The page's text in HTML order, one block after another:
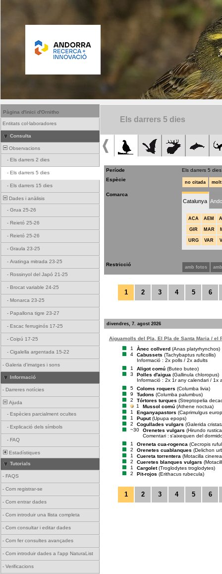
Pàgina d'inici d'Ornitho
Entitats col·laboradores
Consulta
Observacions
- Els darrers 2 dies
- Els darrers 5 dies
- Els darrers 15 dies
Dades i anàlisis
- Grua 25-26
- Reietó 25-26
- Reietó 25-26
- Graula 23-25
- Aratinga mitrada 23-25
- Rossinyol del Japó 21-25
- Brocat variable 24-25
- Monarca 23-25
- Papallona tigre 23-27
- Escac ferruginós 17-25
- Coipú 17-25
- Cigalella argentada 15-22
- Galeria d'imatges i sons
Informació
- Darreres notícies
Ajuda
- Espècies parcialment ocultes
- Explicació dels símbols
- FAQ
Estadístiques
Tutorials
- FAQS
- Com registrar-se
- Com entrar dades
- Com introduir una llista completa
- Com consultar i editar dades
- Com fer consultes avançades
- Com introduir dades a l'app NaturaList
- Verificacions
Els darrers 5 dies
Període
Els darrers 5 dies
Espècie
no citada
Comarca
Catalunya
ACA AEM
GIR MAR
URG VAR
Restricció amb fotos
1 2 3 4 5 6
divendres, 7. agost 2026
Aiguamolls del Pla, El Pla de Santa Maria / el
1
Ànec collverd (Anas platyrhynchos)
4
Cabussets (Tachybaptus ruficollis)
Informació : 2x polls / 2x adults
1
Aligot comú (Buteo buteo)
3
Polles d'aigua (Gallinula chloropus)
Informació : 2x 1r any calendari / 1x
5
Coloms roquers (Columba livia)
9
Tudons (Columba palumbus)
2
Tórtores turques (Streptopelia
1
Mussol comú (Athene noctua)
1
Enganyapastors (Caprimulgus
1
Puput (Upupa epops)
2
Cogullades vulgars (Galerida
~30
Orenetes vulgars (Hirundo
Comentari : s'aixequen del
1
Oreneta cua-rogenca (Cecropis
2
Orenetes cuablanques (Delichon
1
Cuereta torrentera (Motacilla
2
Cueretes blanques vulgars
1
Cargolet (Troglodytes troglodytes)
2
Pit-rojos (Erithacus rubecula)
1 2 3 4 5 6